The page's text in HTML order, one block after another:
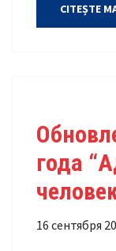
CITEȘTE
года
16 сентября